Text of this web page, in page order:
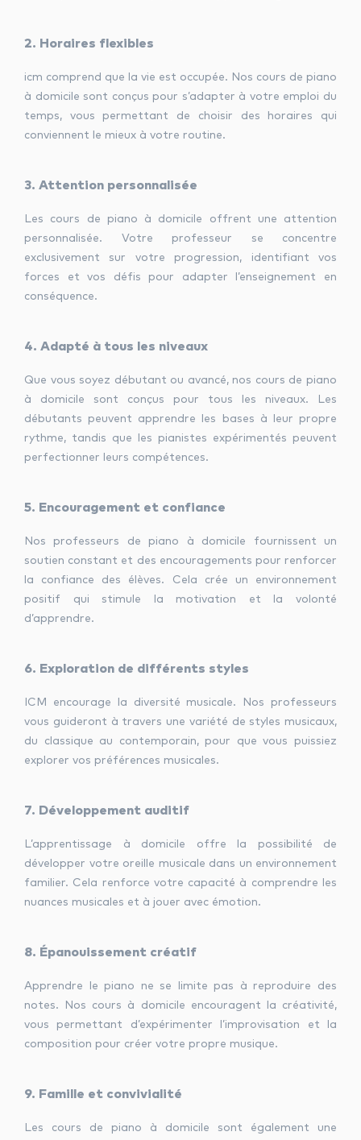
2. Horaires flexibles
icm comprend que la vie est occupée. Nos cours de piano
à domicile sont conçus pour s’adapter à votre emploi du
temps, vous permettant de choisir des horaires qui
conviennent le mieux à votre routine.
3. Attention personnalisée
Les cours de piano à domicile offrent une attention
personnalisée. Votre professeur se concentre
exclusivement sur votre progression, identifiant vos
forces et vos défis pour adapter l’enseignement en
conséquence.
4. Adapté à tous les niveaux
Que vous soyez débutant ou avancé, nos cours de piano
à domicile sont conçus pour tous les niveaux. Les
débutants peuvent apprendre les bases à leur propre
rythme, tandis que les pianistes expérimentés peuvent
perfectionner leurs compétences.
5. Encouragement et confiance
Nos professeurs de piano à domicile fournissent un
soutien constant et des encouragements pour renforcer
la confiance des élèves. Cela crée un environnement
positif qui stimule la motivation et la volonté
d’apprendre.
6. Exploration de différents styles
ICM encourage la diversité musicale. Nos professeurs
vous guideront à travers une variété de styles musicaux,
du classique au contemporain, pour que vous puissiez
explorer vos préférences musicales.
7. Développement auditif
L’apprentissage à domicile offre la possibilité de
développer votre oreille musicale dans un environnement
familier. Cela renforce votre capacité à comprendre les
nuances musicales et à jouer avec émotion.
8. Épanouissement créatif
Apprendre le piano ne se limite pas à reproduire des
notes. Nos cours à domicile encouragent la créativité,
vous permettant d’expérimenter l’improvisation et la
composition pour créer votre propre musique.
9. Famille et convivialité
Les cours de piano à domicile sont également une